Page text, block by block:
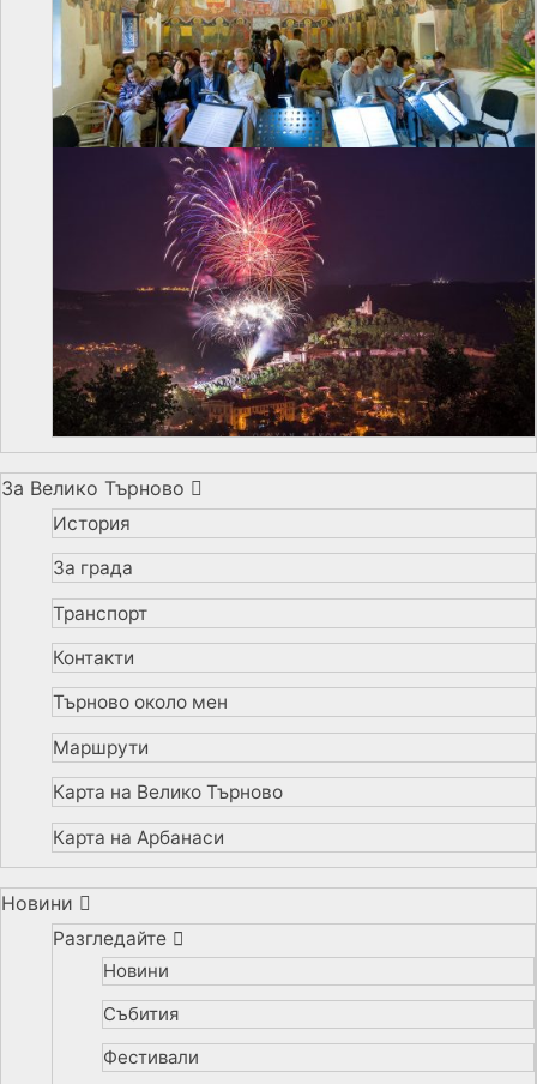
За Велико Търново
История
За града
Транспорт
Контакти
Търново около мен
Маршрути
Карта на Велико Търново
Карта на Арбанаси
Новини
Разгледайте
Новини
Събития
Фестивали